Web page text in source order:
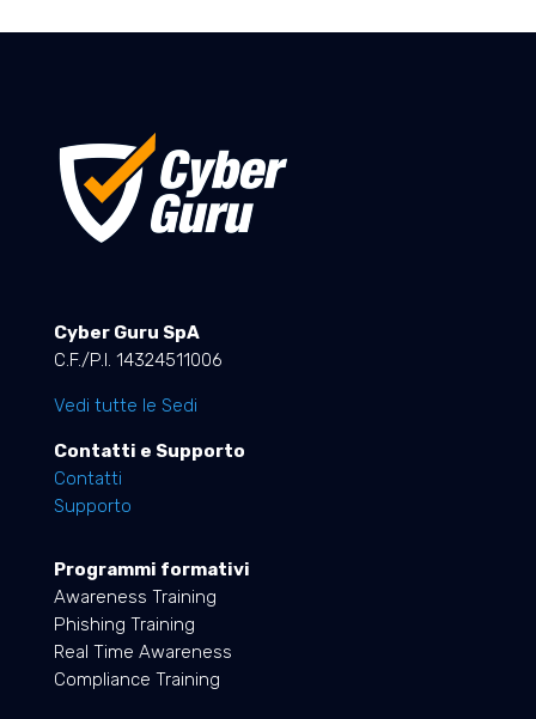
Cyber Guru SpA
C.F./P.I. 14324511006
Vedi tutte le Sedi
Contatti e Supporto
Contatti
Supporto
Programmi formativi
Awareness Training
Phishing Training
Real Time Awareness
Compliance Training